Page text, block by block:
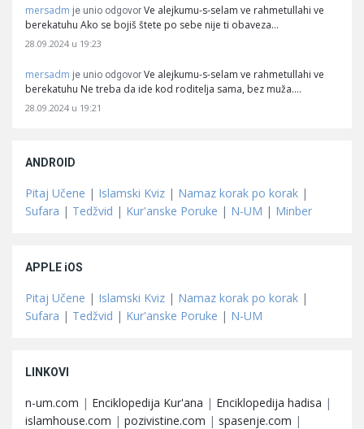
mersadm je unio odgovor Ve alejkumu-s-selam ve rahmetullahi ve
berekatuhu Ako se bojiš štete po sebe nije ti obaveza…
28.09.2024 u 19:23
mersadm je unio odgovor Ve alejkumu-s-selam ve rahmetullahi ve
berekatuhu Ne treba da ide kod roditelja sama, bez muža.…
28.09.2024 u 19:21
ANDROID
Pitaj Učene | Islamski Kviz | Namaz korak po korak |
Sufara | Tedžvid | Kur'anske Poruke | N-UM | Minber
APPLE iOS
Pitaj Učene | Islamski Kviz | Namaz korak po korak |
Sufara | Tedžvid | Kur'anske Poruke | N-UM
LINKOVI
n-um.com | Enciklopedija Kur'ana | Enciklopedija hadisa |
islamhouse.com | pozivistine.com | spasenje.com |